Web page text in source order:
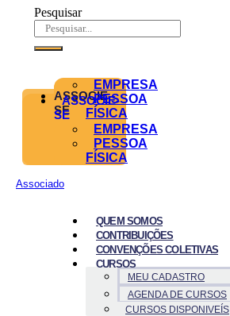
Pesquisar
ASSOCIE-
SE
EMPRESA
PESSOA
FÍSICA
ASSOCIE-
SE
EMPRESA
PESSOA
FÍSICA
Associado
QUEM SOMOS
CONTRIBUIÇÕES
CONVENÇÕES COLETIVAS
CURSOS
MEU CADASTRO
AGENDA DE CURSOS
CURSOS DISPONIVEÍS